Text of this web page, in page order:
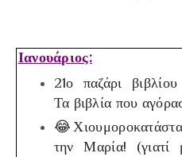
Ιανουάριος:
21ο παζάρι
Τα βιβλία που
την Μαρία! (γιατί